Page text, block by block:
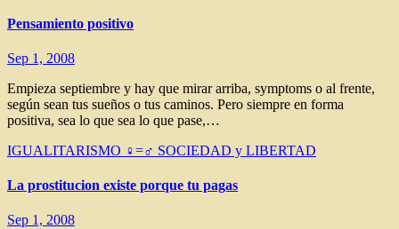
Pensamiento positivo
Sep 1, 2008
Empieza septiembre y hay que mirar arriba, symptoms o al frente,
según sean tus sueños o tus caminos. Pero siempre en forma
positiva, sea lo que sea lo que pase,…
IGUALITARISMO ♀=♂ SOCIEDAD y LIBERTAD
La prostitucion existe porque tu pagas
Sep 1, 2008